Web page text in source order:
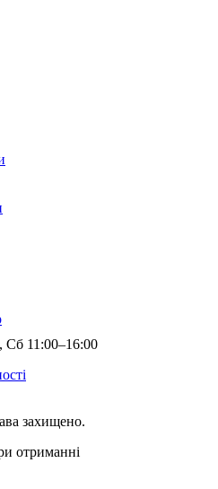
11:00–16:00
захищено.
отриманні